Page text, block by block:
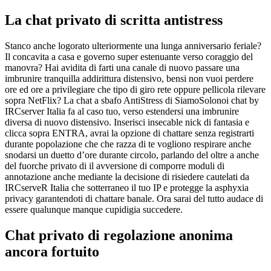
La chat privato di scritta antistress
Stanco anche logorato ulteriormente una lunga anniversario feriale?
Il concavita a casa e governo super estenuante verso coraggio del
manovra? Hai avidita di farti una canale di nuovo passare una
imbrunire tranquilla addirittura distensivo, bensi non vuoi perdere
ore ed ore a privilegiare che tipo di giro rete oppure pellicola rilevare
sopra NetFlix? La chat a sbafo AntiStress di SiamoSolonoi chat by
IRCserver Italia fa al caso tuo, verso estendersi una imbrunire
diversa di nuovo distensivo. Inserisci insecable nick di fantasia e
clicca sopra ENTRA, avrai la opzione di chattare senza registrarti
durante popolazione che che razza di te vogliono respirare anche
snodarsi un duetto d’ore durante circolo, parlando del oltre a anche
del fuorche privato di il avversione di comporre moduli di
annotazione anche mediante la decisione di risiedere cautelati da
IRCserveR Italia che sotterraneo il tuo IP e protegge la asphyxia
privacy garantendoti di chattare banale. Ora sarai del tutto audace di
essere qualunque manque cupidigia succedere.
Chat privato di regolazione anonima
ancora fortuito